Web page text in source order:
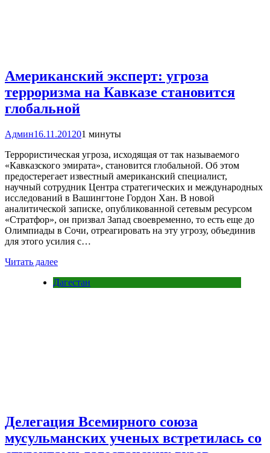
Американский эксперт: угроза
терроризма на Кавказе становится
глобальной
Админ16.11.201201 минуты
Террористическая угроза, исходящая от так называемого
«Кавказского эмирата», становится глобальной. Об этом
предостерегает известный американский специалист,
научный сотрудник Центра стратегических и международных
исследований в Вашингтоне Гордон Хан. В новой
аналитической записке, опубликованной сетевым ресурсом
«Стратфор», он призвал Запад своевременно, то есть еще до
Олимпиады в Сочи, отреагировать на эту угрозу, объединив
для этого усилия с…
Читать далее
Дагестан
Делегация Всемирного союза
мусульманских ученых встретилась со